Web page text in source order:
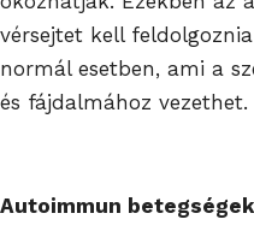
vérsejtet kell
normál esetben, ami a
és fájdalmához vezethet.
Autoimmun betegségek